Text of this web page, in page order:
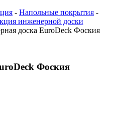
- Напольные покрытия -
инженерной доски
доска EuroDeck Фоския
Фоския